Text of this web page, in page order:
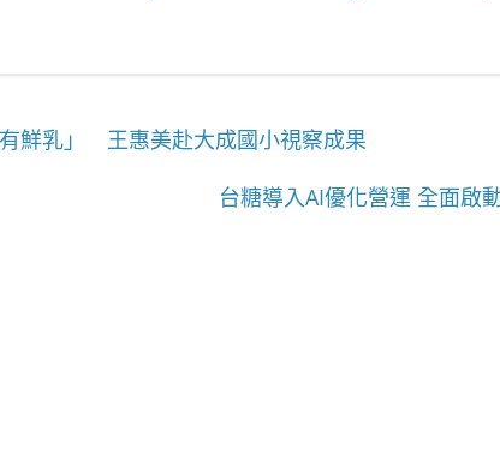
鮮乳」 王惠美赴大成國小視察成果
台糖導入AI優化營運 全面啟